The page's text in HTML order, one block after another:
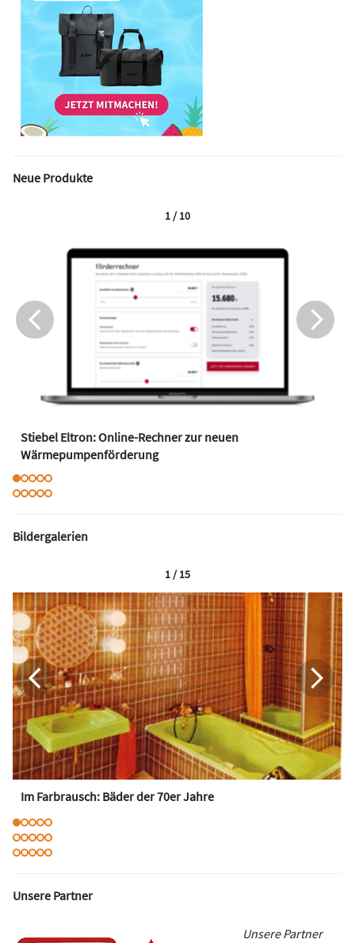
Neue Produkte
Stiebel Eltron: Online-Rechner zur neuen
Wärmepumpenförderung
1 / 10
Bildergalerien
Im Farbrausch: Bäder der 70er Jahre
1 / 15
Unsere Partner
Unsere Partner